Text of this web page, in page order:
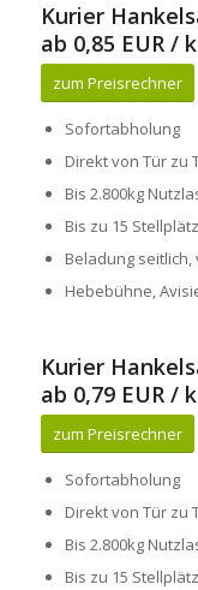
Kurier
ab 0,85 EUR /
zum Preisrechner
Sofortabholung
Direkt von Tür zu
Bis 2.800kg
Bis zu 15
Beladung
Hebebühne,
Kurier
ab 0,79 EUR /
zum Preisrechner
Sofortabholung
Direkt von Tür zu
Bis 2.800kg
Bis zu 15